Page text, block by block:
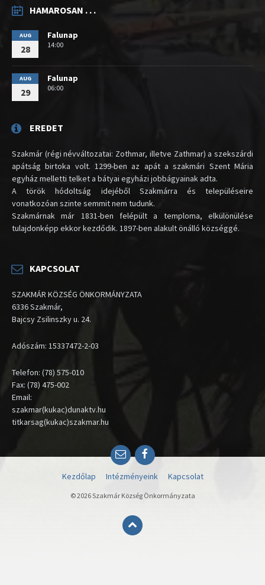
HAMAROSAN . . .
AUG
28
Falunap
14:00
AUG
29
Falunap
06:00
EREDET
Szakmár (régi névváltozatai: Zothmar, illetve Zathmar) a szekszárdi
apátság birtoka volt. 1299-ben az apát a szakmári Szent Mária
egyház melletti telket a bátyai egyházi jobbágyainak adta.
A török hódoltság idejéből Szakmárra és településeire
vonatkozóan szinte semmit nem tudunk.
Szakmárnak már 1831-ben felépült a temploma, elkülönülése
tulajdonképp ekkor kezdődik. 1897-ben alakult önálló községgé.
KAPCSOLAT
SZAKMÁR KÖZSÉG ÖNKORMÁNYZATA
6336 Szakmár,
Bajcsy Zsilinszky u. 24.
Adószám: 15337472-2-03
Telefon: (78) 575-010
Fax: (78) 475-002
Email:
szakmar(kukac)dunaktv.hu
titkarsag(kukac)szakmar.hu
EmailFacebook
Kezdőlap Intézményeink Kapcsolat
© 2026 Szakmár Község Önkormányzata